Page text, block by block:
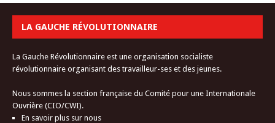
LA GAUCHE RÉVOLUTIONNAIRE
La Gauche Révolutionnaire est une organisation socialiste
révolutionnaire organisant des travailleur-ses et des jeunes.
Nous sommes la section française du Comité pour une Internationale
Ouvrière (CIO/CWI).
En savoir plus sur nous